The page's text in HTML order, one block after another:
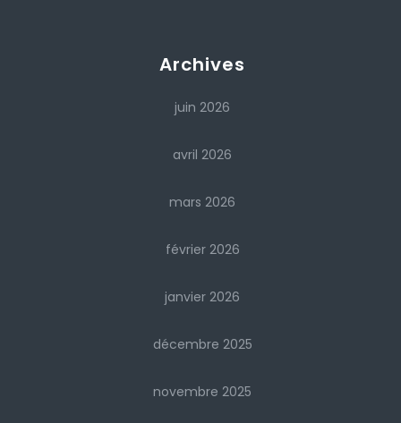
Archives
juin 2026
avril 2026
mars 2026
février 2026
janvier 2026
décembre 2025
novembre 2025